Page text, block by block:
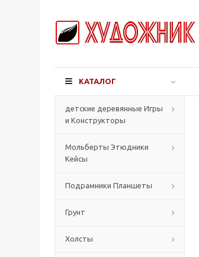
КАТАЛОГ
детские деревянные Игры
и Конструкторы
Мольберты Этюдники
Кейсы
Подрамники Планшеты
Грунт
Холсты